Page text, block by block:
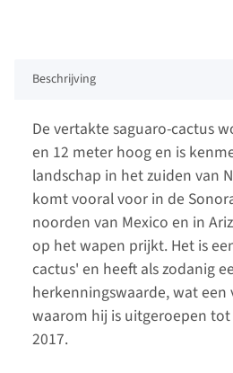
Beschrijving
De vertakte saguaro-cactus
en 12 meter hoog en is
landschap in het zuiden van
komt vooral voor in de
noorden van Mexico en in
op het wapen prijkt. Het is
cactus' en heeft als zodanig
herkenningswaarde, wat een
waarom hij is uitgeroepen tot
2017.